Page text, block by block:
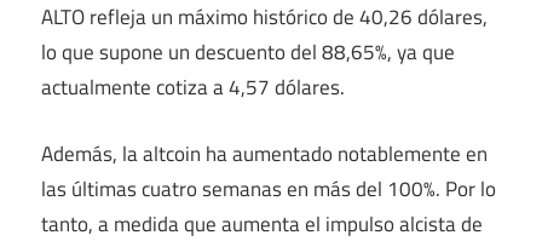
ALTO refleja un máximo histórico de 40,26 dólares,
lo que supone un descuento del 88,65%, ya que
actualmente cotiza a 4,57 dólares.
Además, la altcoin ha aumentado notablemente en
las últimas cuatro semanas en más del 100%. Por lo
tanto, a medida que aumenta el impulso alcista de